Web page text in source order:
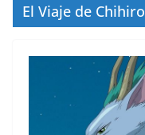
El Viaje de Chihiro